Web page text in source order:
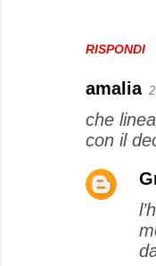
RISPONDI
amalia
che
con il